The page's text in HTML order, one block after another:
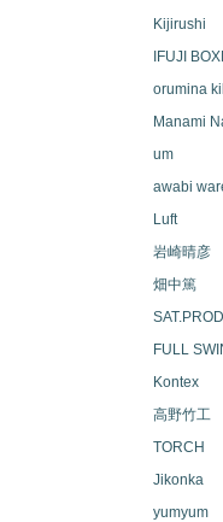
Kijirushi
IFUJI
orumina
Manami
um
awabi
Luft
岩崎晴彦
畑中篤
FULL
Kontex
高野竹工
TORCH
Jikonka
yumyum